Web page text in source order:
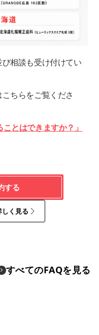
相談も受け付けてい
ちらをご覧くださ
とはできますか？」
する
く見る
すべてのFAQを見る